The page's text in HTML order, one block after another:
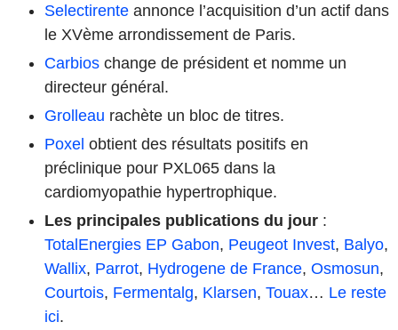
Selectirente annonce l’acquisition d’un actif dans
le XVème arrondissement de Paris.
Carbios change de président et nomme un
directeur général.
Grolleau rachète un bloc de titres.
Poxel obtient des résultats positifs en
préclinique pour PXL065 dans la
cardiomyopathie hypertrophique.
Les principales publications du jour :
TotalEnergies EP Gabon, Peugeot Invest, Balyo,
Wallix, Parrot, Hydrogene de France, Osmosun,
Courtois, Fermentalg, Klarsen, Touax… Le reste
ici.